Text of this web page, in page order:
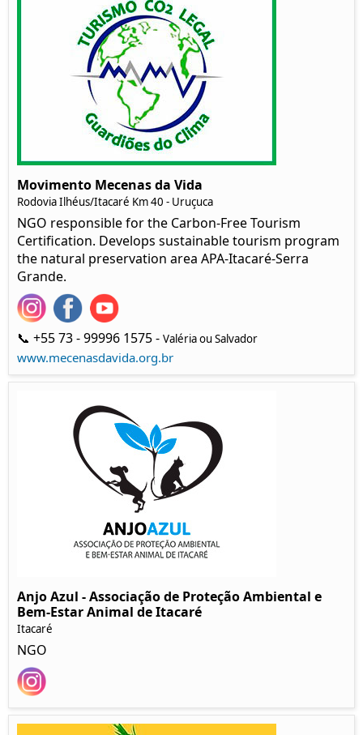
Movimento Mecenas da Vida
Rodovia Ilhéus/Itacaré Km 40 - Uruçuca
NGO responsible for the Carbon-Free Tourism
Certification. Develops sustainable tourism program
the natural preservation area APA-Itacaré-Serra
Grande.
📞 +55 73 - 99996 1575 - Valéria ou Salvador
www.mecenasdavida.org.br
Anjo Azul - Associação de Proteção Ambiental e
Bem-Estar Animal de Itacaré
Itacaré
NGO